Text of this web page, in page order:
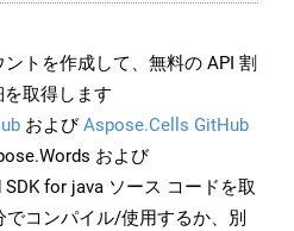
ントを作成して、無料の API 割
取得します
およびAspose.Cells GitHub
および
for java ソース コードを取
でコンパイル/使用するか、別